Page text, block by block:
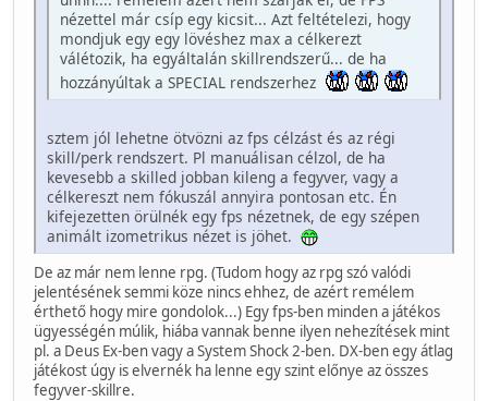
nézettel már csíp egy kicsit... Azt feltételezi, hogy
mondjuk egy egy lövéshez max a célkerezt
válétozik, ha egyáltalán skillrendszerű... de ha
hozzányúltak a SPECIAL rendszerhez
sztem jól lehetne ötvözni az fps célzást és az régi
skill/perk rendszert. Pl manuálisan célzol, de ha
kevesebb a skilled jobban kileng a fegyver, vagy a
célkereszt nem fókuszál annyira pontosan etc. Én
kifejezetten örülnék egy fps nézetnek, de egy szépen
animált izometrikus nézet is jöhet.
De az már nem lenne rpg. (Tudom hogy az rpg szó valódi
jelentésének semmi köze nincs ehhez, de azért remélem
érthető hogy mire gondolok...) Egy fps-ben minden a játékos
ügyességén múlik, hiába vannak benne ilyen nehezítések mint
pl. a Deus Ex-ben vagy a System Shock 2-ben. DX-ben egy átlag
játékost úgy is elvernék ha lenne egy szint előnye az összes
fegyver-skillre.